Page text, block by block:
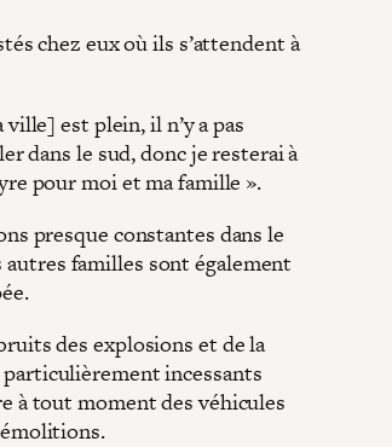
chez eux où ils s’attendent à
ville] est plein, il n’y a pas
dans le sud, donc je resterai à
pour moi et ma famille ».
presque constantes dans le
familles sont également
des explosions et de la
incessants
à tout moment des véhicules